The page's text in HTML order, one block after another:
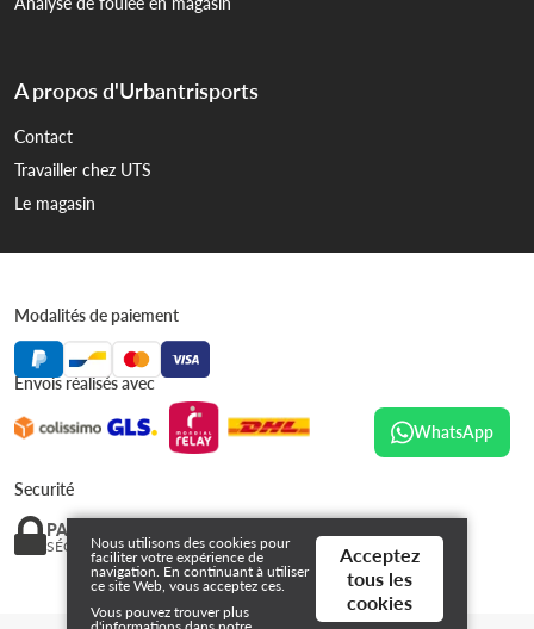
A propos d'Urbantrisports
Contact
Travailler chez UTS
Le magasin
Modalités de paiement
Envois réalisés avec
Securité
PAIEMENT
SÉCURISÉ
WhatsApp
Nous utilisons des cookies pour
faciliter votre expérience de
navigation. En continuant à utiliser
ce site Web, vous acceptez ces.
Vous pouvez trouver plus
Acceptez
tous les
cookies